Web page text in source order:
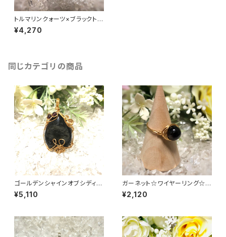
トルマリンクォーツ×ブラックトル
マリン☆ブレスレット
¥4,270
同じカテゴリの商品
ゴールデンシャインオブシディア
ンAAA☆ワイヤーアートアクセ
サリー☆ペンダントトップ
¥5,110
ガーネット☆ワイヤーリング☆1
0号
¥2,120